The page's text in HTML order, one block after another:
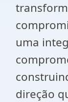
uma
direção